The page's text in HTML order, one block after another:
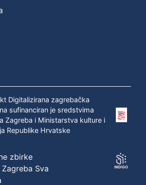
Digitalizirana zagrebačka
sufinanciran je sredstvima
Zagreba i Ministarstva kulture i
Republike Hrvatske
zbirke
Sva